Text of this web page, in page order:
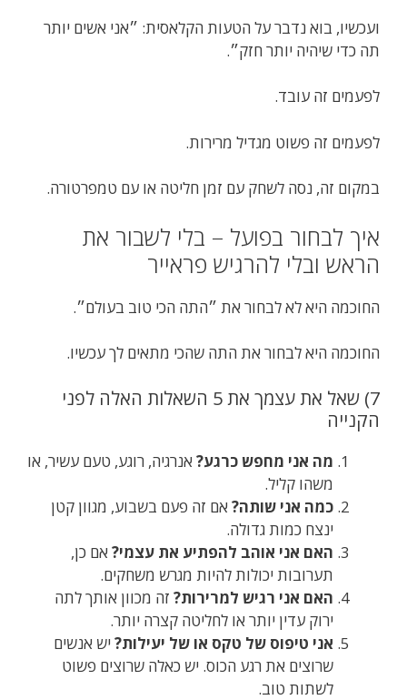
ועכשיו, בוא נדבר על הטעות הקלאסית: ״אני אשים יותר
תה כדי שיהיה יותר חזק״.
לפעמים זה עובד.
לפעמים זה פשוט מגדיל מרירות.
במקום זה, נסה לשחק עם זמן חליטה או עם טמפרטורה.
איך לבחור בפועל – בלי לשבור את
הראש ובלי להרגיש פראייר
החוכמה היא לא לבחור את ״התה הכי טוב בעולם״.
החוכמה היא לבחור את התה שהכי מתאים לך עכשיו.
7) שאל את עצמך את 5 השאלות האלה לפני
הקנייה
מה אני מחפש כרגע? אנרגיה, רוגע, טעם עשיר, או
משהו קליל.
כמה אני שותה? אם זה פעם בשבוע, מגוון קטן
ינצח כמות גדולה.
האם אני אוהב להפתיע את עצמי? אם כן,
תערובות יכולות להיות מגרש משחקים.
האם אני רגיש למרירות? זה מכוון אותך לתה
ירוק עדין יותר או לחליטה קצרה יותר.
אני טיפוס של טקס או של יעילות? יש אנשים
שרוצים את רגע הכוס. יש כאלה שרוצים פשוט
לשתות טוב.